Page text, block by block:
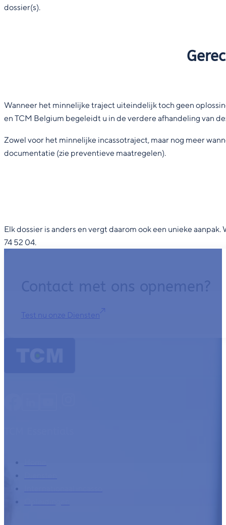
dossier(s).
Wanneer het minnelijke traject uiteindelijk toch geen
en TCM Belgium begeleidt u in de verdere afhandeling van
Zowel voor het minnelijke incassotraject, maar nog meer
documentatie (zie preventieve maatregelen).
Elk dossier is anders en vergt daarom ook een unieke
74 52 04.
Contact met ons opnemen?
Test nu onze Diensten